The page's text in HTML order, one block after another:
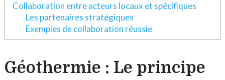
Collaboration entre acteurs locaux et spécifiques
Les partenaires stratégiques
Exemples de collaboration réussie
Géothermie : Le principe